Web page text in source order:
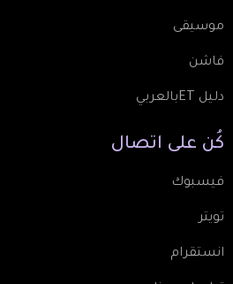
موسيقى
فاشن
دليل ETبالعربي
كُن على اتصال
فيسبوك
تويتر
انستقرام